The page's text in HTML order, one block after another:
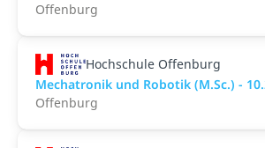
Offenburg
Hochschule Offenburg
Mechatronik und Robotik (M.Sc.) -
Offenburg